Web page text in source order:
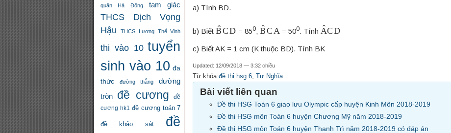
quận Hà Đông tam giác
THCS Dịch Vọng
Hậu
THCS Lương Thế Vinh
thi vào 10 tuyển
sinh vào 10 đa
thức
đường thẳng
đường
tròn đề cương
đề
cương hk1
đề cương toán 7
đề khảo sát
đề
a) Tính BD.
b) BiếtB CD^ = 850,B C A = 500. Tính A CD^
c) Biết AK = 1 cm (K thuộc BD). Tính BK
Updated: 12/09/2018 — 3:32 chiều
Từ khóa:đề thi hsg 6 ,Tư Nghĩa
Bài viết liên quan
Đề thi HSG Toán 6 giao lưu Olympic cấp huyện Kinh Môn 2018-2019
Đề thi HSG môn Toán 6 huyện Chương Mỹ năm 2018-2019
Đề thi HSG môn Toán 6 huyện Thanh Trì năm 2018-2019 có đáp án